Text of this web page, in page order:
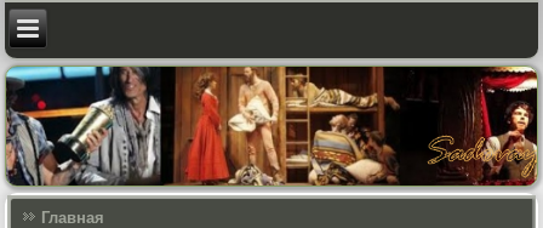
Главная